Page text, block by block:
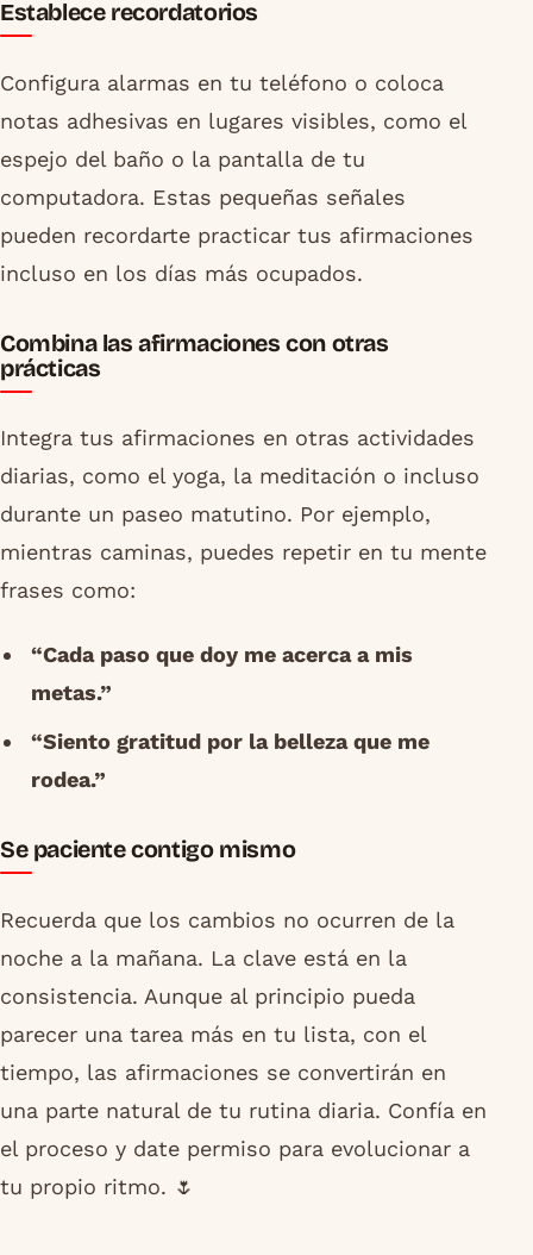
Establece recordatorios
Configura alarmas en tu teléfono o coloca
notas adhesivas en lugares visibles, como el
espejo del baño o la pantalla de tu
computadora. Estas pequeñas señales
pueden recordarte practicar tus afirmaciones
incluso en los días más ocupados.
Combina las afirmaciones con otras
prácticas
Integra tus afirmaciones en otras actividades
diarias, como el yoga, la meditación o incluso
durante un paseo matutino. Por ejemplo,
mientras caminas, puedes repetir en tu mente
frases como:
“Cada paso que doy me acerca a mis
metas.”
“Siento gratitud por la belleza que me
rodea.”
Se paciente contigo mismo
Recuerda que los cambios no ocurren de la
noche a la mañana. La clave está en la
consistencia. Aunque al principio pueda
parecer una tarea más en tu lista, con el
tiempo, las afirmaciones se convertirán en
una parte natural de tu rutina diaria. Confía en
el proceso y date permiso para evolucionar a
tu propio ritmo. 🌷